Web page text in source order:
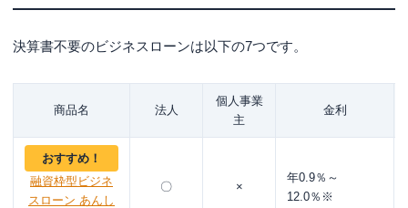
赤字なので決算書を出すと融資してもらえないと思って
起業したてで決算期を迎えていない
赤字決算なら消費者系ビジネスローンを活用
売掛債権を持っているならファクタリングを利用する
不動産などの担保があるなら不動産担保ローンを利用
決算書不要のビジネスローンは以下の7つです。
商品名 法人
個人事業
主
金利
おすすめ！
融資枠型ビジネ
スローン あんし
〇 ×
年0.9％～
12.0％※